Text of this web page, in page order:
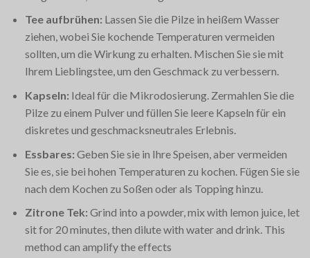
Tee aufbrühen: Lassen Sie die Pilze in heißem Wasser
ziehen, wobei Sie kochende Temperaturen vermeiden
sollten, um die Wirkung zu erhalten. Mischen Sie sie mit
Ihrem Lieblingstee, um den Geschmack zu verbessern.
Kapseln: Ideal für die Mikrodosierung. Zermahlen Sie die
Pilze zu einem Pulver und füllen Sie leere Kapseln für ein
diskretes und geschmacksneutrales Erlebnis.
Essbares: Geben Sie sie in Ihre Speisen, aber vermeiden
Sie es, sie bei hohen Temperaturen zu kochen. Fügen Sie sie
nach dem Kochen zu Soßen oder als Topping hinzu.
Zitrone Tek: Grind into a powder, mix with lemon juice, let
sit for 20 minutes, then dilute with water and drink. This
method can amplify the effects​